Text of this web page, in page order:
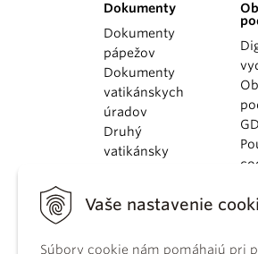
Vaše nastavenie
Súbory cookie nám pomáhajú pri
Dokumenty
Dokumenty
pápežov
Dokumenty
vatikánskych
úradov
Druhý
vatikánsky
KBS
kánonického